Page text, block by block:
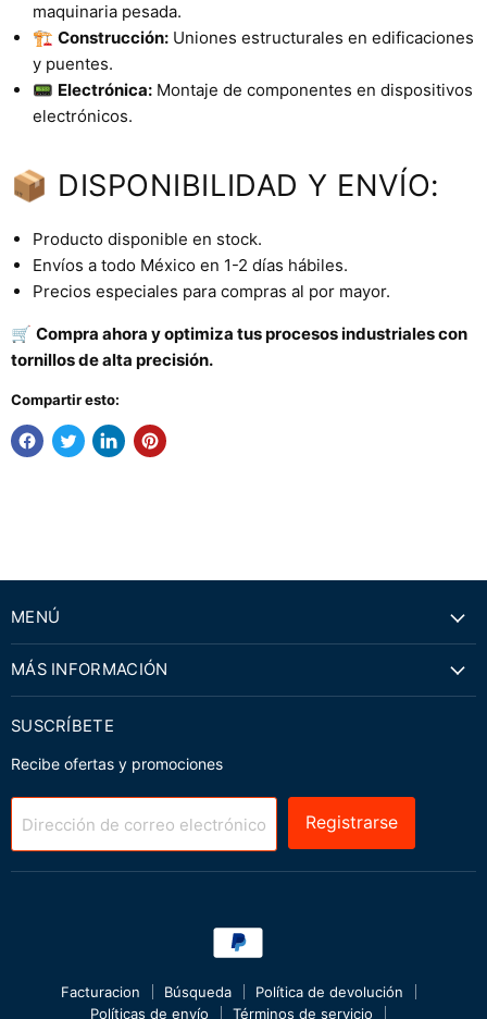
maquinaria pesada.
🏗️ Construcción: Uniones estructurales en edificaciones
y puentes.
📟 Electrónica: Montaje de componentes en dispositivos
electrónicos.
📦 DISPONIBILIDAD Y ENVÍO:
Producto disponible en stock.
Envíos a todo México en 1-2 días hábiles.
Precios especiales para compras al por mayor.
🛒 Compra ahora y optimiza tus procesos industriales con
tornillos de alta precisión.
Compartir esto:
MENÚ
MÁS INFORMACIÓN
SUSCRÍBETE
Recibe ofertas y promociones
Dirección de correo electrónico Registrarse
Facturacion Búsqueda
Política de devolución
Políticas de envío
Términos de servicio